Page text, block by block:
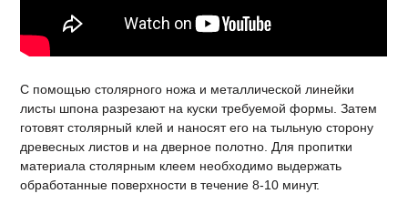
С помощью столярного ножа и металлической линейки
листы шпона разрезают на куски требуемой формы. Затем
готовят столярный клей и наносят его на тыльную сторону
древесных листов и на дверное полотно. Для пропитки
материала столярным клеем необходимо выдержать
обработанные поверхности в течение 8-10 минут.